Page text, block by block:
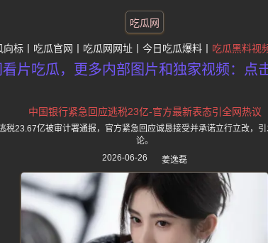
吃瓜网
向标 吃瓜官网 吃瓜网网址 今日吃瓜爆料 吃瓜黑料视
片吃瓜，更多内部图片和独家视频：点
中国银行紧急回应逃税23亿-官方最新表态引全网热议
税23.67亿被审计署通报，官方紧急回应诚恳接受并承诺立行立改，
论。
2026-06-26
姜逸磊